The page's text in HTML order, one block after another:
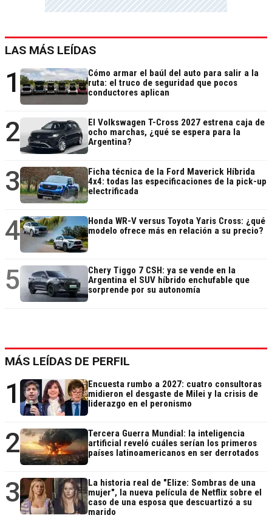
LAS MÁS LEÍDAS
1
Cómo armar el baúl del auto para salir a la
ruta: el truco de seguridad que pocos
conductores aplican
2
El Volkswagen T-Cross 2027 estrena caja de
ocho marchas, ¿qué se espera para la
Argentina?
3
Ficha técnica de la Ford Maverick Híbrida
4x4: todas las especificaciones de la pick-up
electrificada
4
Honda WR-V versus Toyota Yaris Cross: ¿qué
modelo ofrece más en relación a su precio?
5
Chery Tiggo 7 CSH: ya se vende en la
Argentina el SUV híbrido enchufable que
sorprende por su autonomía
MÁS LEÍDAS DE PERFIL
1
Encuesta rumbo a 2027: cuatro consultoras
midieron el desgaste de Milei y la crisis de
liderazgo en el peronismo
2
Tercera Guerra Mundial: la inteligencia
artificial reveló cuáles serían los primeros
países latinoamericanos en ser derrotados
3
La historia real de "Elize: Sombras de una
mujer", la nueva película de Netflix sobre el
caso de una esposa que descuartizó a su
marido